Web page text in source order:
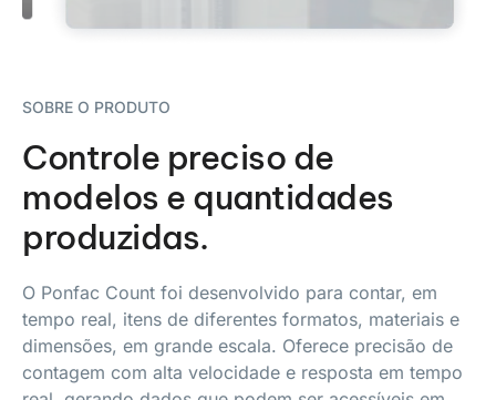
SOBRE O PRODUTO
Controle preciso de
modelos e quantidades
produzidas.
O Ponfac Count foi desenvolvido para contar, em
tempo real, itens de diferentes formatos, materiais e
dimensões, em grande escala. Oferece precisão de
contagem com alta velocidade e resposta em tempo